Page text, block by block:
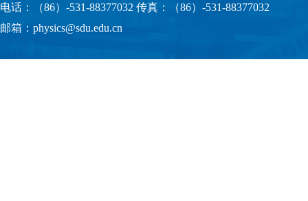
电话：（86）-531-88377032 传真：（86）-531-88377032
邮箱：physics@sdu.edu.cn